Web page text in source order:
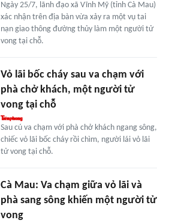
Ngày 25/7, lãnh đạo xã Vĩnh Mỹ (tỉnh Cà Mau)
xác nhận trên địa bàn vừa xảy ra một vụ tai
nạn giao thông đường thủy làm một người tử
vong tại chỗ.
Vỏ lãi bốc cháy sau va chạm với
phà chở khách, một người tử
vong tại chỗ
Sau cú va chạm với phà chở khách ngang sông,
chiếc vỏ lãi bốc cháy rồi chìm, người lái vỏ lãi
tử vong tại chỗ.
Cà Mau: Va chạm giữa vỏ lãi và
phà sang sông khiến một người tử
vong